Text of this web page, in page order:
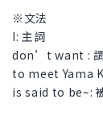
※文法
I: 主詞
don’t want : 謂
to meet Yama
is said to be~: